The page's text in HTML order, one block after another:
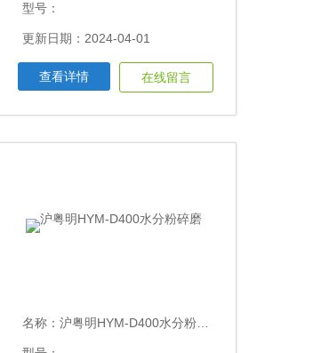
型号：
更新日期：2024-04-01
查看详情 在线留言
名称： 沪粤明HYM-D400水分粉碎磨